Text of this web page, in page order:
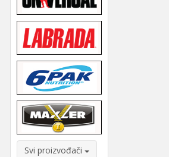
Svi proizvođači